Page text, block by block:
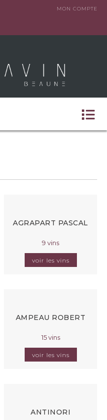
MON COMPTE
AGRAPART PASCAL
9 vins
voir les vins
AMPEAU ROBERT
15 vins
voir les vins
ANTINORI